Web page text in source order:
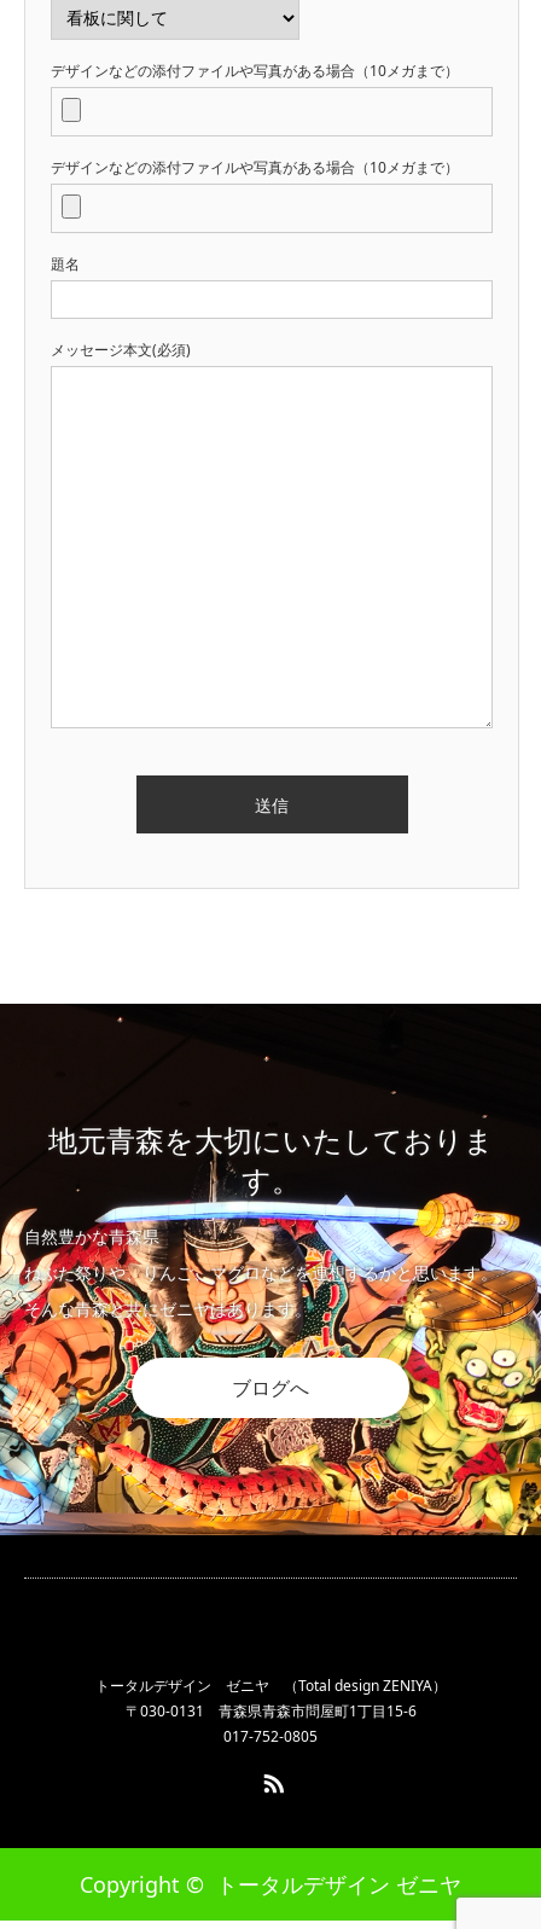
デザインなどの添付ファイルや写真がある場合（10メガまで）
デザインなどの添付ファイルや写真がある場合（10メガまで）
題名
メッセージ本文(必須)
地元青森を大切にいたしておりま
す。
自然豊かな青森県
ねぶた祭りや、りんご、マグロなどを連想するかと思います。
そんな青森と共にゼニヤはあります。
ブログへ
トータルデザイン ゼニヤ （Total design ZENIYA）
〒030-0131 青森県青森市問屋町1丁目15-6
017-752-0805
Copyright © トータルデザイン ゼニヤ